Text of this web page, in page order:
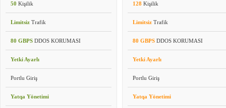
50 Kişilik
Limitsiz Trafik
80 GBPS DDOS KORUMASI
Yetki Ayarlı
Portlu Giriş
Yatqa Yönetimi
128 Kişilik
Limitsiz Trafik
80 GBPS DDOS KORUMASI
Yetki Ayarlı
Portlu Giriş
Yatqa Yönetimi